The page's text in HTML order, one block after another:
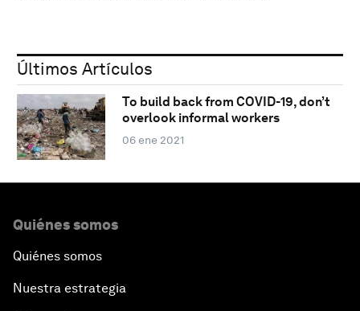
Últimos Artículos
To build back from COVID-19, don’t
overlook informal workers
06 ene 2021
Quiénes somos
Quiénes somos
Nuestra estrategia